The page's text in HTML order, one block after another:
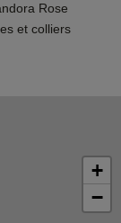
Rose
et colliers
+
−